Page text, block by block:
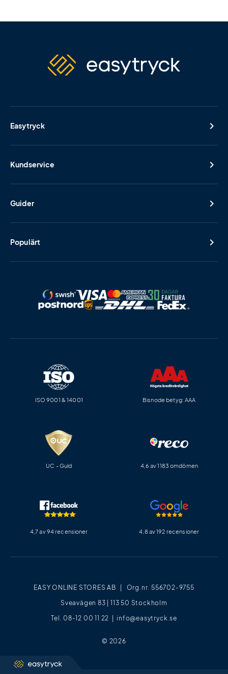
Easytryck
Kundservice
Guider
Populärt
EASY ONLINE STORES AB | Org.nr. 556702-9755
Sveavägen 83 | 113 50 Stockholm
Tel. 08-12 00 11 22 | info@easytryck.se
© 2026
ISO 9001 & 14001 Bisnode betyg: AAA
UC - Guld 4,6 av 1183 omdömen
4,7 av 94 recensioner 4,8 av 192 recensioner